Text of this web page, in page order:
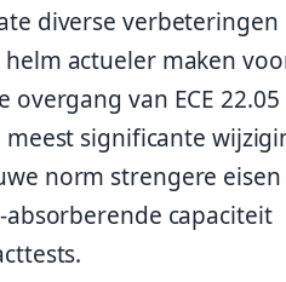
diverse verbeteringen
actueler maken
overgang van ECE 22.05
meest significante
norm strengere eisen
capaciteit